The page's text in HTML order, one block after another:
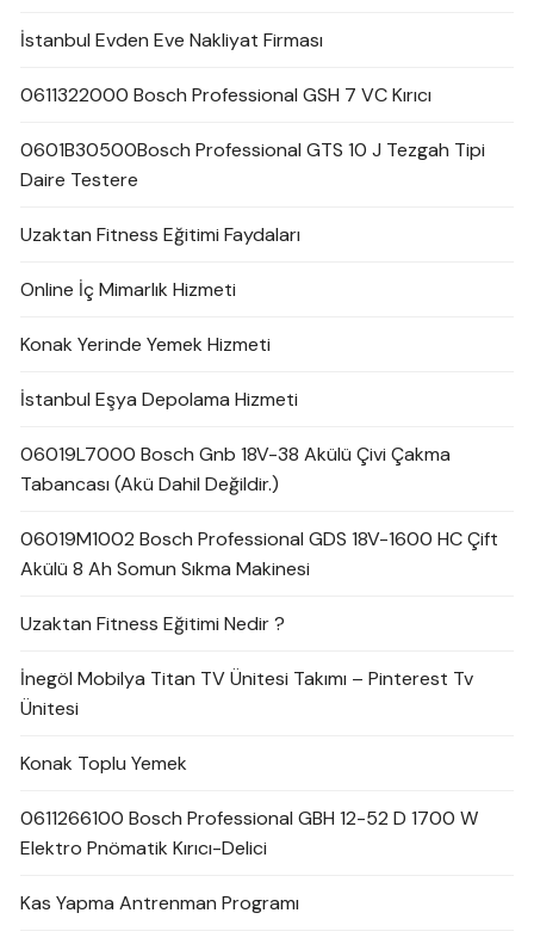
İstanbul Evden Eve Nakliyat Firması
0611322000 Bosch Professional GSH 7 VC Kırıcı
0601B30500Bosch Professional GTS 10 J Tezgah Tipi
Daire Testere
Uzaktan Fitness Eğitimi Faydaları
Online İç Mimarlık Hizmeti
Konak Yerinde Yemek Hizmeti
İstanbul Eşya Depolama Hizmeti
06019L7000 Bosch Gnb 18V-38 Akülü Çivi Çakma
Tabancası (Akü Dahil Değildir.)
06019M1002 Bosch Professional GDS 18V-1600 HC Çift
Akülü 8 Ah Somun Sıkma Makinesi
Uzaktan Fitness Eğitimi Nedir ?
İnegöl Mobilya Titan TV Ünitesi Takımı – Pinterest Tv
Ünitesi
Konak Toplu Yemek
0611266100 Bosch Professional GBH 12-52 D 1700 W
Elektro Pnömatik Kırıcı-Delici
Kas Yapma Antrenman Programı